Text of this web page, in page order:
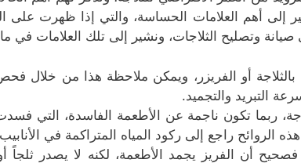
إلى أهم العلامات الحساسة، والتي إذا ظهرت على
وتصليح الثلاجات، ونشير إلى تلك العلامات في
بالثلاجة أو الفريزر، ويمكن ملاحظة هذا من خلال
التبريد والتجميد.
ربما تكون ناجمة عن الأطعمة الفاسدة، التي
الروائح راجع إلى ركود المياه المتراكمة في الأنابيب
أن الفريز يجمد الأطعمة، لكنه لا يصدر ثلجاً